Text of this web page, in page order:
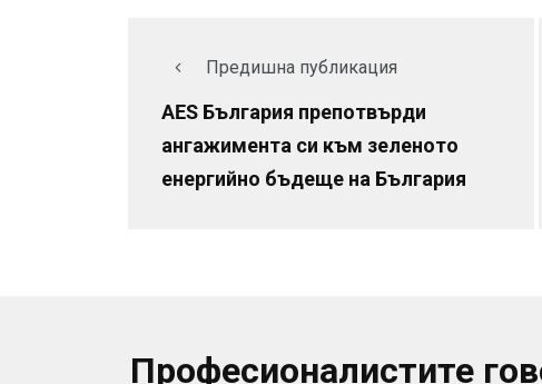
Предишна публикация
AES България препотвърди
ангажимента си към зеленото
енергийно бъдеще на България
Професионалистите